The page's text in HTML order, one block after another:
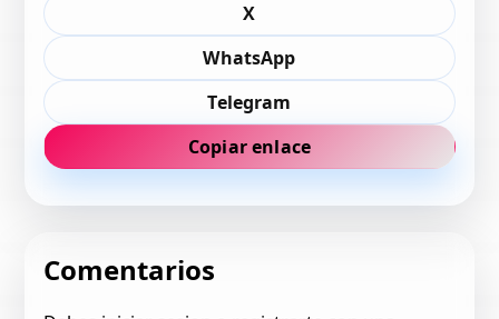
X
WhatsApp
Telegram
Copiar enlace
Comentarios